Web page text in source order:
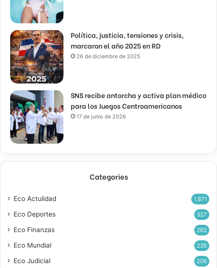
Política, justicia, tensiones y crisis,
marcaron el año 2025 en RD
26 de diciembre de 2025
SNS recibe antorcha y activa plan médico
para los Juegos Centroamericanos
17 de junio de 2026
Categories
Eco Actulidad 1.871
Eco Deportes 327
Eco Finanzas 262
Eco Mundial 235
Eco Judicial 206